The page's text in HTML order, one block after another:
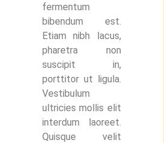
fermentum
bibendum est.
Etiam nibh lacus,
pharetra non
suscipit in,
porttitor ut ligula.
Vestibulum
ultricies mollis elit
interdum laoreet.
Quisque velit